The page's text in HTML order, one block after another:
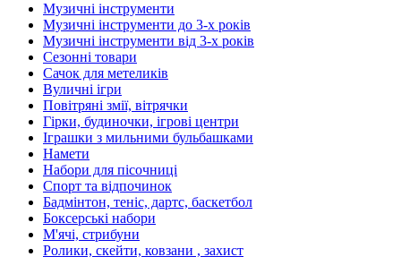
Музичні інструменти
Музичні інструменти до 3-х років
Музичні інструменти від 3-х років
Сезонні товари
Сачок для метеликів
Вуличні ігри
Повітряні змії, вітрячки
Гірки, будиночки, ігрові центри
Іграшки з мильними бульбашками
Намети
Набори для пісочниці
Спорт та відпочинок
Бадмінтон, теніс, дартс, баскетбол
Боксерські набори
М'ячі, стрибуни
Ролики, скейти, ковзани , захист